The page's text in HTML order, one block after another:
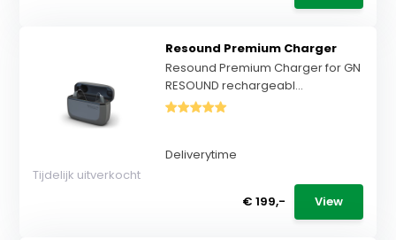
Resound Premium Charger
Resound Premium Charger for GN
RESOUND rechargeabl...
Deliverytime
Tijdelijk uitverkocht
€ 199,-
View